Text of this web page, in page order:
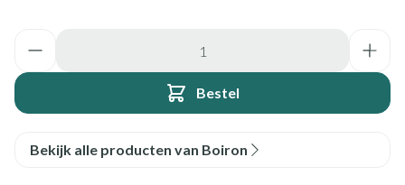
Bestel
Bekijk alle producten van Boiron